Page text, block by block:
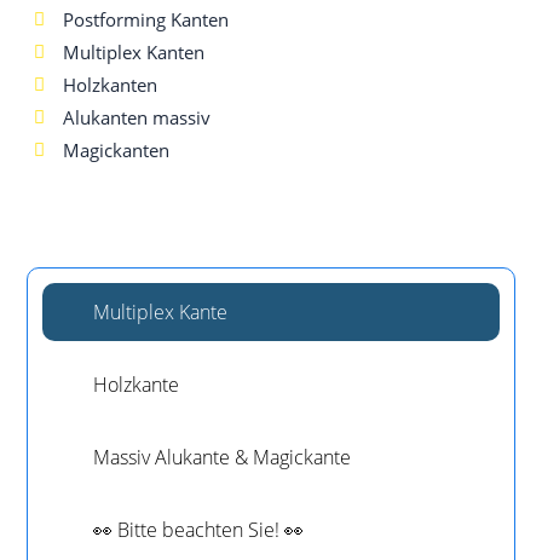
Post­forming Kanten
Mul­ti­plex Kanten
Holzkanten
Alu­kan­ten massiv
Magickanten
Mul­ti­plex Kante
Holz­kan­te
Mas­siv Alu­kan­te & Magickante
👀 Bit­te beach­ten Sie! 👀